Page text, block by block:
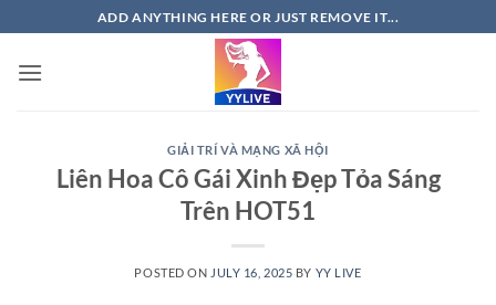
to
content
ADD ANYTHING HERE OR JUST REMOVE IT...
GIẢI TRÍ VÀ MẠNG XÃ HỘI
Liên Hoa Cô Gái Xinh Đẹp Tỏa Sáng
Trên HOT51
POSTED ON JULY 16, 2025 BY YY LIVE